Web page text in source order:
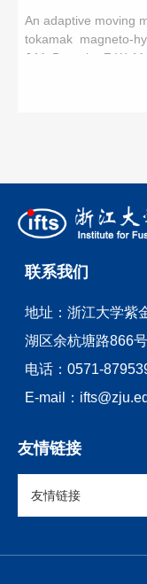
最高光子能量可逼近
间。最终产生的伽马
段的峰值亮度超过
兴龙研究员，合作者
教授和陈民教授。该
目的支持。
束普通的高能电子束
发等离子体对入射电
流，从而在靶表面激
期研究工作中，研究
示。利用自旋分辨的
作用所引起的电子自
掠入射方式与固体靶
意图。总结与展望该
型极化器，可以有效
究表明，通过一束普
互作用，其在靶表面
性，这对电子束进行
此产生具有高极化度
单，无需使用额外的
同通讯作者，合作者
伟民教授。该工作得
读原文：Xing-Long
An adaptive moving
tokamak magneto-
J.M. Duan b , Z.W.
Hangzhou 310027,
2015). Our
in curvilinear
transformation from
domain. The
computational mesh
adaptive moving
domain in general
solutions with rapid
unchanged. The
increased and
out by simulation of
better numerical
联系我们
地址：浙江大学紫
湖区余杭塘路866
电话：0571-
E-mail：
友情链接
友情链接